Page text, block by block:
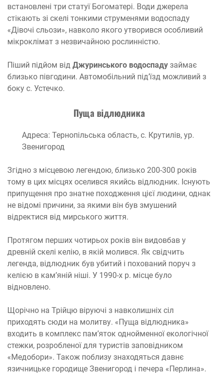
встановлені три статуї Богоматері. Води джерела
стікають зі скелі тонкими струменями водоспаду
«Дівочі сльози», навколо якого утворився особливий
мікроклімат з незвичайною рослинністю.
Піший підйом від Джуринського водоспаду займає
близько півгодини. Автомобільний під’їзд можливий з
боку с. Устечко.
Пуща відлюдника
Адреса: Тернопільська область, с. Крутилів, ур.
Звенигород
Згідно з місцевою легендою, близько 200-300 років
тому в цих місцях оселився якийсь відлюдник. Існують
припущення про знатне походження цієї людини, однак
не відомі причини, за якими він був змушений
відректися від мирського життя.
Протягом перших чотирьох років він видовбав у
древній скелі келію, в якій молився. Як свідчить
легенда, відлюдник був убитий і похований поруч з
келією в кам’яній ніші. У 1990-х р. місце було
відновлено.
Щорічно на Трійцю віруючі з навколишніх сіл
приходять сюди на молитву. «Пуща відлюдника»
входить в комплекс пам’яток однойменної екологічної
стежки, розробленої для туристів заповідником
«Медобори». Також поблизу знаходяться давнє
язичницьке городище Звенигород і печера «Перлина».